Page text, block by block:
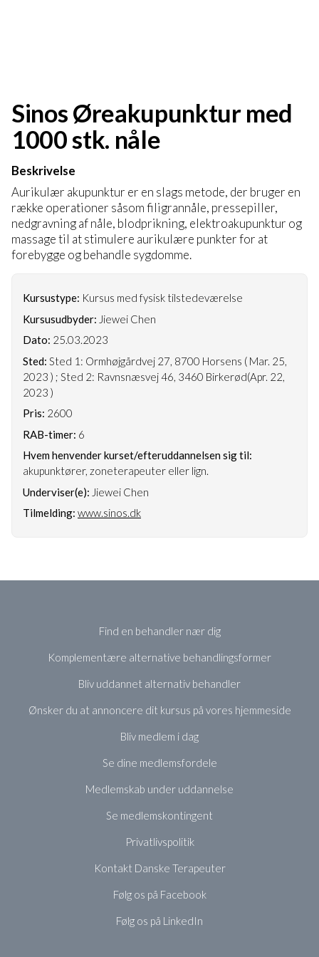
Sinos Øreakupunktur med
1000 stk. nåle
Beskrivelse
Aurikulær akupunktur er en slags metode, der bruger en
række operationer såsom filigrannåle, pressepiller,
nedgravning af nåle, blodprikning, elektroakupunktur og
massage til at stimulere aurikulære punkter for at
forebygge og behandle sygdomme.
Kursustype: Kursus med fysisk tilstedeværelse
Kursusudbyder: Jiewei Chen
Dato: 25.03.2023
Sted: Sted 1: Ormhøjgårdvej 27, 8700 Horsens ( Mar. 25,
2023 ) ; Sted 2: Ravnsnæsvej 46, 3460 Birkerød(Apr. 22,
2023 )
Pris: 2600
RAB-timer: 6
Hvem henvender kurset/efteruddannelsen sig til:
akupunktører, zoneterapeuter eller lign.
Underviser(e): Jiewei Chen
Tilmelding: www.sinos.dk
Find en behandler nær dig
Komplementære alternative behandlingsformer
Bliv uddannet alternativ behandler
Ønsker du at annoncere dit kursus på vores hjemmeside
Bliv medlem i dag
Se dine medlemsfordele
Medlemskab under uddannelse
Se medlemskontingent
Privatlivspolitik
Kontakt Danske Terapeuter
Følg os på Facebook
Følg os på LinkedIn